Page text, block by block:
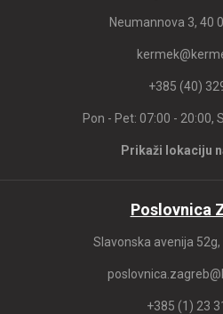
Neumannova 3, 40
+385 (40)
Pon - Pet: 07:00 - 20:00,
Prikaži lokaciju
Poslovnica
Slavonska avenija
+385 (1) 23